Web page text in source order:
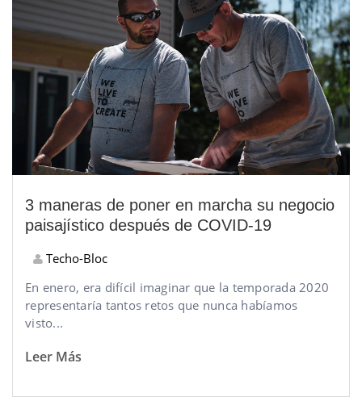
3 maneras de poner en marcha su negocio
paisajístico después de COVID-19
Techo-Bloc
En enero, era difícil imaginar que la temporada 2020
representaría tantos retos que nunca habíamos
visto...
Leer Más